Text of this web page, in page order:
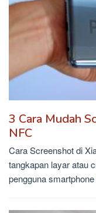
3 Cara Mudah
NFC
Cara Screenshot di
tangkapan layar atau
pengguna smartphone